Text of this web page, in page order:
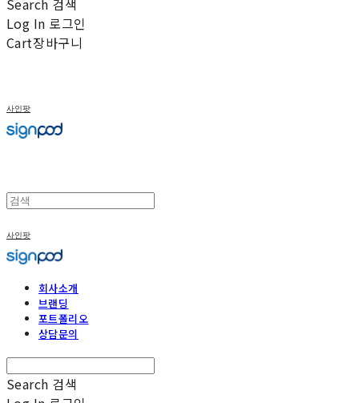
Search 검색
Log In 로그인
Cart장바구니
사인팟
사인팟
회사소개
브랜딩
포트폴리오
상담문의
Search 검색